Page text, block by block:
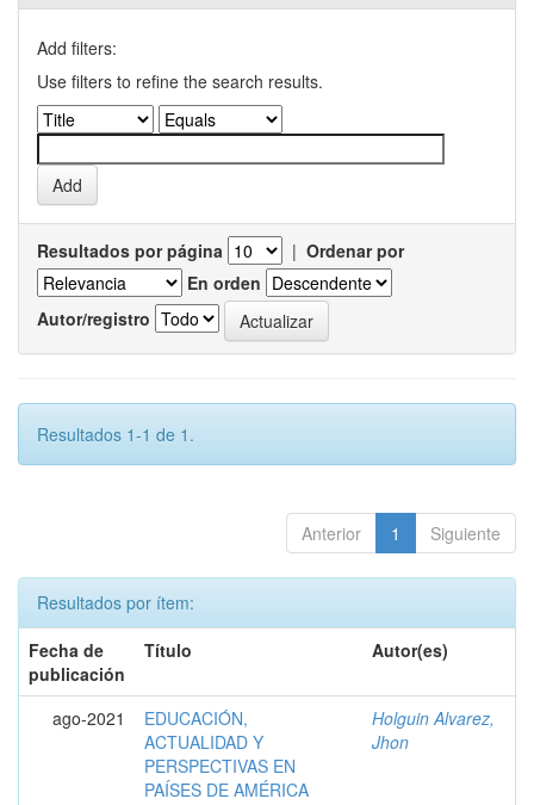
Add filters:
Use filters to refine the search results.
Resultados por página | Ordenar por
En orden
Autor/registro
Resultados 1-1 de 1.
Anterior 1 Siguiente
Resultados por ítem:
Fecha de
publicación
Título Autor(es)
ago-2021
EDUCACIÓN,
ACTUALIDAD Y
PERSPECTIVAS EN
PAÍSES DE AMÉRICA
Holguin Alvarez,
Jhon